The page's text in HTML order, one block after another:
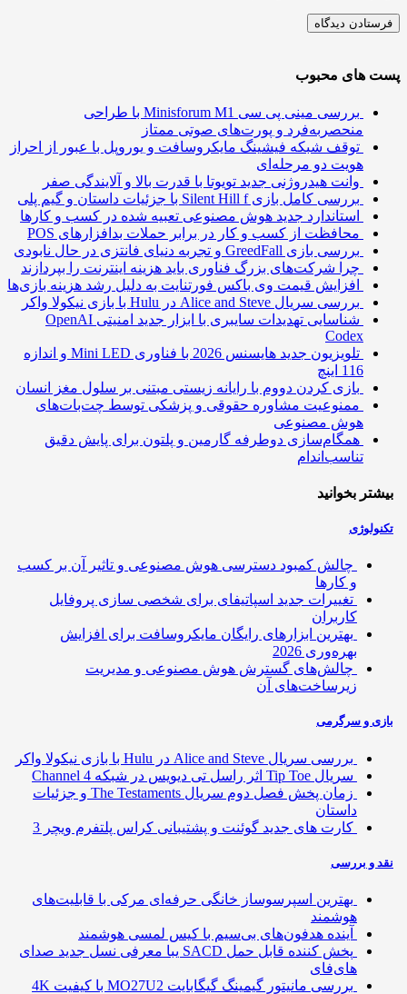
های محبوب
بررسی مینی پی ‌سی Minisforum M1 با طراحی
منحصربه‌فرد و پورت‌های صوتی ممتاز
توقف شبکه فیشینگ مایکروسافت و یوروپل با عبور از احراز
هویت دو مرحله‌ای
وانت هیدروژنی جدید تویوتا با قدرت بالا و آلایندگی صفر
بررسی کامل بازی Silent Hill f با جزئیات داستان و گیم پلی
استاندارد جدید هوش مصنوعی تعبیه شده در کسب و کارها
محافظت از کسب و کار در برابر حملات بدافزارهای POS
بررسی بازی GreedFall و تجربه دنیای فانتزی در حال نابودی
چرا شرکت‌های بزرگ فناوری باید هزینه اینترنت را بپردازند
افزایش قیمت وی باکس فورتنایت به دلیل رشد هزینه بازی‌ها
بررسی سریال Alice and Steve در Hulu با بازی نیکولا واکر
شناسایی تهدیدات سایبری با ابزار جدید امنیتی OpenAI
Codex
تلویزیون جدید هایسنس 2026 با فناوری Mini LED و اندازه
بازی کردن دووم با رایانه زیستی مبتنی بر سلول مغز انسان
ممنوعیت مشاوره حقوقی و پزشکی توسط چت‌بات‌های
هوش مصنوعی
همگام‌سازی دوطرفه گارمین و پلتون برای پایش دقیق
تناسب‌اندام
بخوانید
چالش کمبود دسترسی هوش مصنوعی و تاثیر آن بر کسب
و کارها
تغییرات جدید اسپاتیفای برای شخصی سازی پروفایل
کاربران
بهترین ابزارهای رایگان مایکروسافت برای افزایش
بهره‌وری 2026
چالش‌های گسترش هوش مصنوعی و مدیریت
زیرساخت‌های آن
و سرگرمی
بررسی سریال Alice and Steve در Hulu با بازی نیکولا واکر
سریال Tip Toe اثر راسل تی دیویس در شبکه Channel 4
زمان پخش فصل دوم سریال The Testaments و جزئیات
داستان
کارت های جدید گوئنت و پشتیبانی کراس پلتفرم ویچر 3
و بررسی
بهترین اسپرسوساز خانگی حرفه‌ای مرکی با قابلیت‌های
هوشمند
آینده هدفون‌های بی‌سیم با کیس لمسی هوشمند
پخش کننده قابل حمل SACD یبا معرفی نسل جدید صدای
های‌فای
بررسی مانیتور گیمینگ گیگابایت MO27U2 با کیفیت 4K